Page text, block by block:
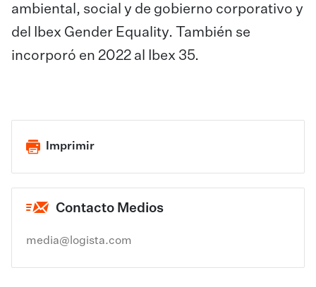
ambiental, social y de gobierno corporativo y
del Ibex Gender Equality. También se
incorporó en 2022 al Ibex 35.
Imprimir
Contacto Medios
media@logista.com